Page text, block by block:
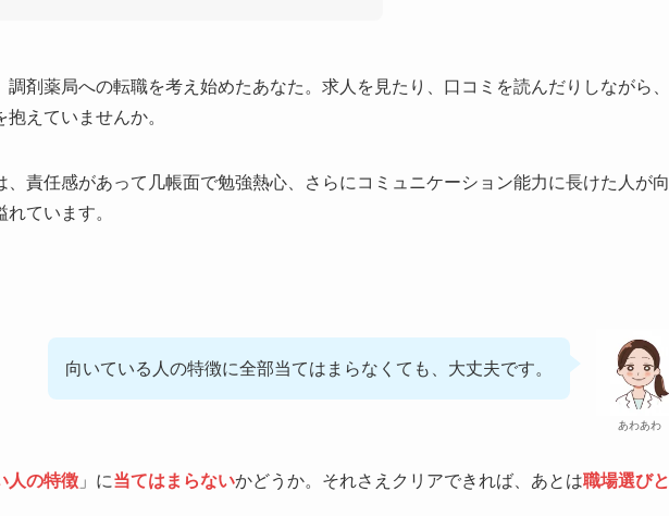
剤薬局への転職を考え始めたあなた。求人を見たり、口コミを読んだりしながら、
えていませんか。
、責任感があって几帳面で勉強熱心、さらにコミュニケーション能力に長けた人が向
ています。
あわあわ
向いている人の特徴に全部当てはまらなくても、大丈夫です。
人の特徴 」に当てはまらないかどうか。それさえクリアできれば、あとは職場選びと